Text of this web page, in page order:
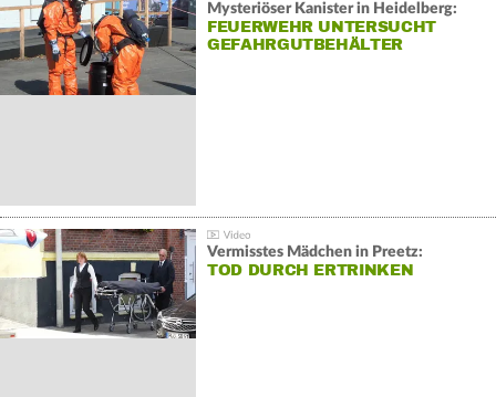
Mysteriöser Kanister in Heidelberg:
FEUERWEHR UNTERSUCHT
GEFAHRGUTBEHÄLTER
Vermisstes Mädchen in Preetz:
TOD DURCH ERTRINKEN